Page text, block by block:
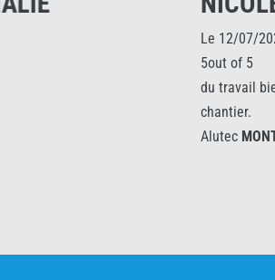
du travail bien fait à tous les